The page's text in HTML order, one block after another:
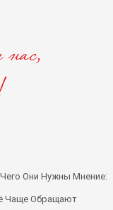
Они Нужны Мнение:
Чаще Обращают